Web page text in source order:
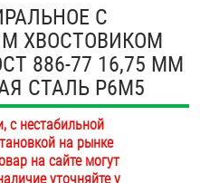
С
ХВОСТОВИКОМ
886-77 16,75 ММ
СТАЛЬ Р6М5
с нестабильной
на рынке
на сайте могут
уточняйте у